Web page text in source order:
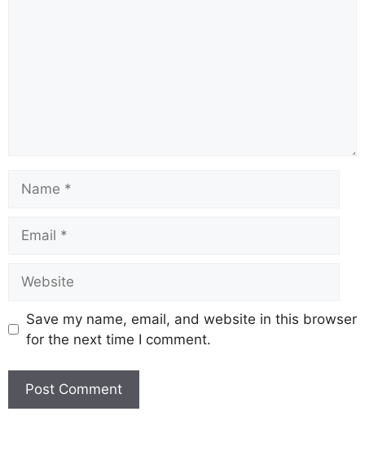
Save my name, email, and website in this browser
for the next time I comment.